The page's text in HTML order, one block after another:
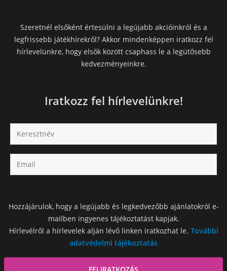
Szeretnél elsőként értesülni a legújabb akcióinkról és a
legfrissebb játékhírekről? Akkor mindenképpen iratkozz fel
hírlevelünkre, hogy elsők között csaphass le a legütősebb
kedvezményeinkre.
Iratkozz fel hírlevelünkre!
Hozzájárulok, hogy a legújabb és legkedvezőbb ajánlatokról e-
mailben ingyenes tájékoztatást kapjak.
Hírlevélről a hírlevelek alján lévő linken iratkozhat le. További
adatvédelmi tájékoztatás